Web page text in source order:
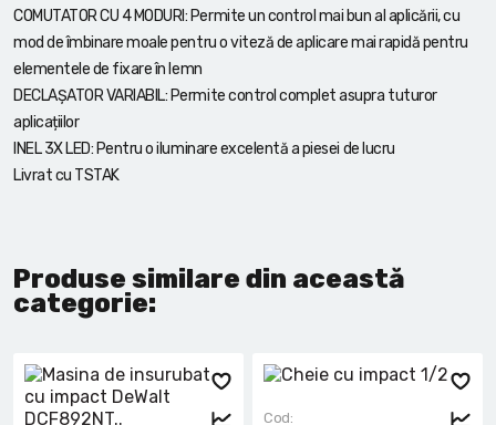
COMUTATOR CU 4 MODURI: Permite un control mai bun al aplicării, cu
mod de îmbinare moale pentru o viteză de aplicare mai rapidă pentru
elementele de fixare în lemn
DECLAȘATOR VARIABIL: Permite control complet asupra tuturor
aplicațiilor
INEL 3X LED: Pentru o iluminare excelentă a piesei de lucru
Livrat cu TSTAK
Produse similare din această
categorie:
Cod: